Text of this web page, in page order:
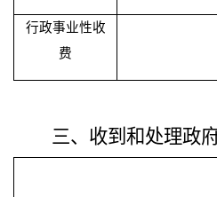
行政事业性收
费
三、收到和处理政